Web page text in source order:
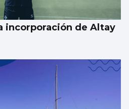
incorporación de Altay